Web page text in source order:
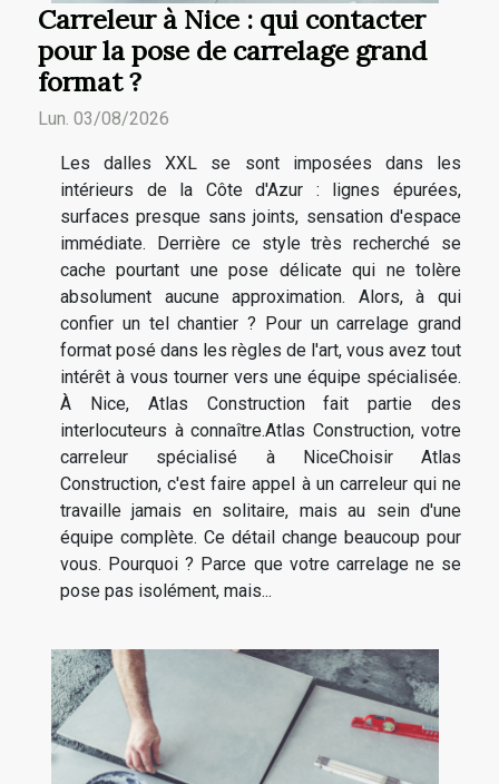
Carreleur à Nice : qui contacter
pour la pose de carrelage grand
format ?
Lun. 03/08/2026
Les dalles XXL se sont imposées dans les
intérieurs de la Côte d'Azur : lignes épurées,
surfaces presque sans joints, sensation d'espace
immédiate. Derrière ce style très recherché se
cache pourtant une pose délicate qui ne tolère
absolument aucune approximation. Alors, à qui
confier un tel chantier ? Pour un carrelage grand
format posé dans les règles de l'art, vous avez tout
intérêt à vous tourner vers une équipe spécialisée.
À Nice, Atlas Construction fait partie des
interlocuteurs à connaître.Atlas Construction, votre
carreleur spécialisé à NiceChoisir Atlas
Construction, c'est faire appel à un carreleur qui ne
travaille jamais en solitaire, mais au sein d'une
équipe complète. Ce détail change beaucoup pour
vous. Pourquoi ? Parce que votre carrelage ne se
pose pas isolément, mais...